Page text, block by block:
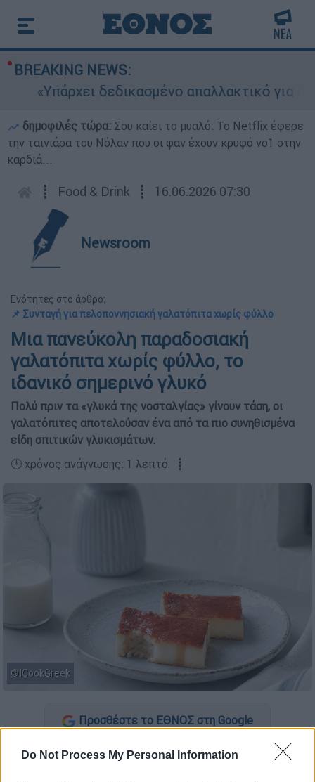
Do Not Process My Personal Information
BREAKING NEWS:
«Υπάρχει δεδικασμένο απαλλακτικό για
δημοφιλές τώρα: Σου καίει το μυαλό: Το Netflix έφερε
την ταινιάρα του Νόλαν που οι φαν έχουν κρυφό νο1 στην
καρδιά...
┋ Food & Drink ┋ 16.06.2026 07:30
Newsroom
Ενότητες στο άρθρο:
📌 Συνταγή για πελοποννησιακή γαλατόπιτα χωρίς φύλλο
Μια πανεύκολη παραδοσιακή
γαλατόπιτα χωρίς φύλλο, το
ιδανικό σημερινό γλυκό
Πολύ πριν τα «γλυκά της νοσταλγίας» γίνουν τάση, οι
γαλατόπιτες αποτελούσαν ένα από τα πιο συνηθισμένα
είδη σπιτικών γλυκισμάτων.
🕛 χρόνος ανάγνωσης: 1 λεπτό ┋
©ICookGreek
Προσθέστε το ΕΘΝΟΣ στη Google
Πολύ πριν τα «γλυκά της νοσταλγίας» γίνουν